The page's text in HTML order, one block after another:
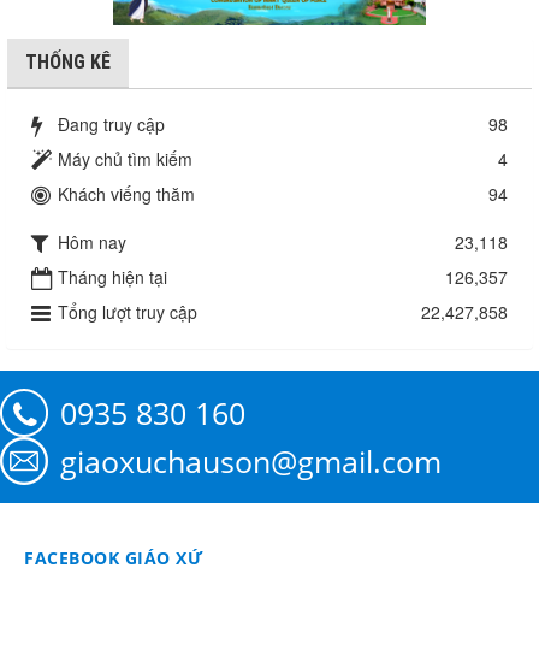
THỐNG KÊ
Đang truy cập
98
Máy chủ tìm kiếm
4
Khách viếng thăm
94
Hôm nay
23,118
Tháng hiện tại
126,357
Tổng lượt truy cập
22,427,858
0935 830 160
giaoxuchauson@gmail.com
FACEBOOK GIÁO XỨ